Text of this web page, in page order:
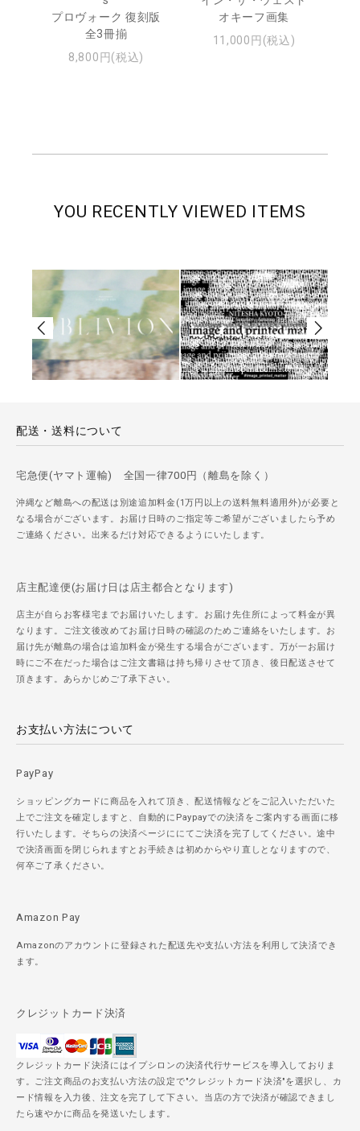
プロヴォーク 復刻版
全3冊揃
8,800円(税込)
オキーフ画集
11,000円(税込)
YOU RECENTLY VIEWED ITEMS
配送・送料について
宅急便(ヤマト運輸) 全国一律700円（離島を除く）
沖縄など離島への配送は別途追加料金(1万円以上の送料無料適用外)が必要と
なる場合がございます。お届け日時のご指定等ご希望がございましたら予め
ご連絡ください。出来るだけ対応できるようにいたします。
店主配達便(お届け日は店主都合となります)
店主が自らお客様宅までお届けいたします。お届け先住所によって料金が異
なります。ご注文後改めてお届け日時の確認のためご連絡をいたします。お
届け先が離島の場合は追加料金が発生する場合がございます。万が一お届け
時にご不在だった場合はご注文書籍は持ち帰りさせて頂き、後日配送させて
頂きます。あらかじめご了承下さい。
お支払い方法について
PayPay
ショッピングカードに商品を入れて頂き、配送情報などをご記入いただいた
上でご注文を確定しますと、自動的にPaypayでの決済をご案内する画面に移
行いたします。そちらの決済ページににてご決済を完了してください。途中
で決済画面を閉じられますとお手続きは初めからやり直しとなりますので、
何卒ご了承ください。
Amazon Pay
Amazonのアカウントに登録された配送先や支払い方法を利用して決済でき
ます。
クレジットカード決済
クレジットカード決済にはイプシロンの決済代行サービスを導入しておりま
す。ご注文商品のお支払い方法の設定で"クレジットカード決済"を選択し、カ
ード情報を入力後、注文を完了して下さい。当店の方で決済が確認できまし
たら速やかに商品を発送いたします。